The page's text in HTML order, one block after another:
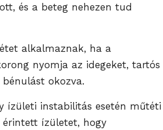
és a beteg nehezen tud
alkalmaznak, ha a
nyomja az idegeket, tartós
okozva.
ízületi instabilitás esetén műtéti
ízületet, hogy